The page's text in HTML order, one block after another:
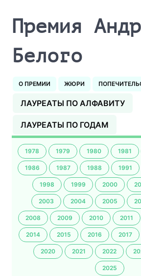
Премия
Белого
О ПРЕМИИ ЖЮРИ
ЛАУРЕАТЫ ПО АЛФАВИТУ
ЛАУРЕАТЫ ПО ГОДАМ
1978 1979 1980 1981
1986 1987 1988 1991
1998 1999 2000
2003 2004 2005
2008 2009 2010 2011
2014 2015 2016 2017
2020 2021 2022
2025